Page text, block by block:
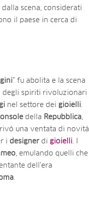
scena, considerati
il paese in cerca di
” fu abolita e la scena
degli spiriti rivoluzionari
nel settore dei gioielli.
della Repubblica,
una ventata di novitá
i designer di gioielli. I
, emulando quelli che
dell’era
.